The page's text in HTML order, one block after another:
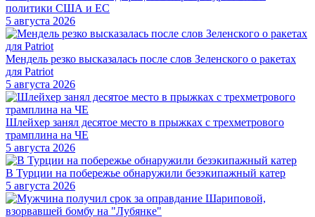
политики США и ЕС
5 августа 2026
Мендель резко высказалась после слов Зеленского о ракетах
для Patriot
5 августа 2026
Шлейхер занял десятое место в прыжках с трехметрового
трамплина на ЧЕ
5 августа 2026
В Турции на побережье обнаружили безэкипажный катер
5 августа 2026